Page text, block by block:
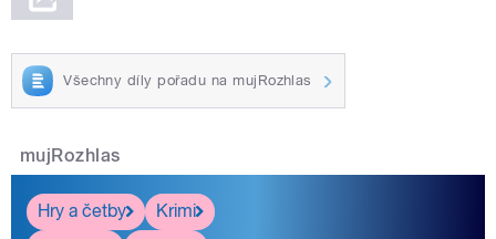
Všechny díly pořadu na mujRozhlas
mujRozhlas
Hry a četby
Krimi